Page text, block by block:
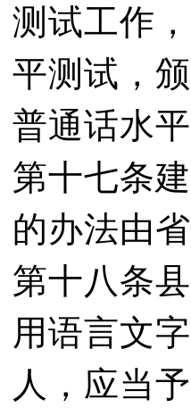
测试工作
平测试，
普通话水
第十七条
的办法由
第十八条
用语言文
人，应当